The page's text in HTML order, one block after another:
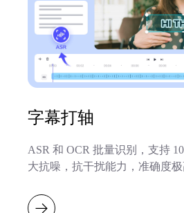
字幕打轴
ASR 和 OCR 批量识别，支持
大抗噪，抗干扰能力，准确度极